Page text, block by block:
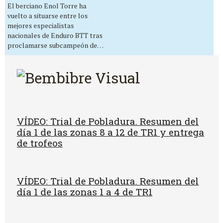
El berciano Enol Torre ha
vuelto a situarse entre los
mejores especialistas
nacionales de Enduro BTT tras
proclamarse subcampeón de…
VÍDEO: Trial de Pobladura. Resumen del
día 1 de las zonas 8 a 12 de TR1 y entrega
de trofeos
VÍDEO: Trial de Pobladura. Resumen del
día 1 de las zonas 1 a 4 de TR1